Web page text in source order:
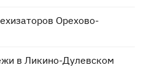
Орехово-
в Ликино-Дулевском